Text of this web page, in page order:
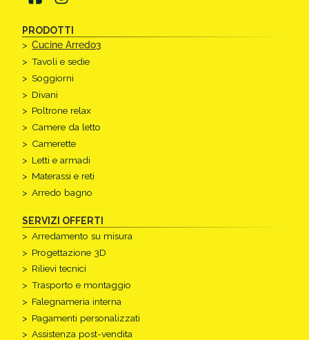
PRODOTTI
Cucine Arredo3
Tavoli e sedie
Soggiorni
Divani
Poltrone relax
Camere da letto
Camerette
Letti e armadi
Materassi e reti
Arredo bagno
SERVIZI OFFERTI
Arredamento su misura
Progettazione 3D
Rilievi tecnici
Trasporto e montaggio
Falegnameria interna
Pagamenti personalizzati
Assistenza post-vendita